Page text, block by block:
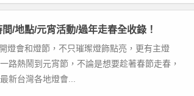
/地點/元宵活動/過年走春全收錄！
燈會和燈節，不只璀璨燈飾點亮，更有主燈
路熱鬧到元宵節，不論是想要趁著春節走春，
新台灣各地燈會...